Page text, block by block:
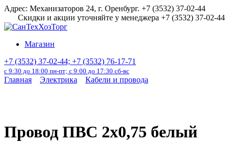
Перейти
содержанию
Адрес: Механизаторов 24, г. Оренбург. +7 (3532) 37-02-44
Скидки и акции уточняйте у менеджера +7 (3532) 37-02-44
Магазин
+7 (3532) 37-02-44; +7 (3532) 76-17-71
с 9:30 до 18:00 пн-пт; с 9:00 до 17:30 сб-вс
Главная Электрика Кабели и провода
Провод ПВС 2х0,75 белый